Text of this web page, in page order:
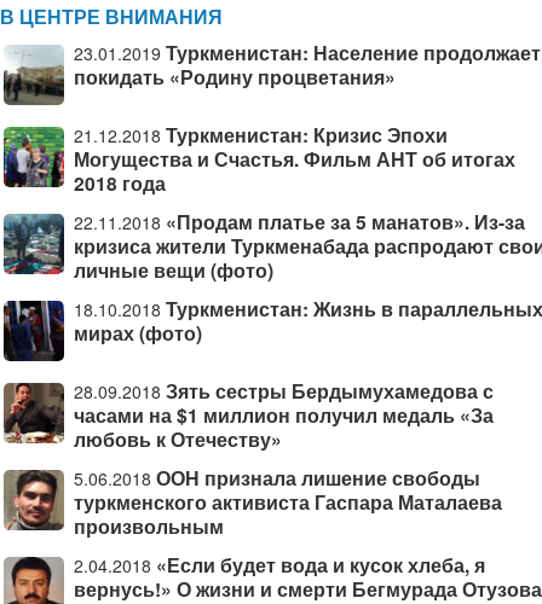
В ЦЕНТРЕ ВНИМАНИЯ
23.01.2019 Туркменистан: Население продолжает
покидать «Родину процветания»
21.12.2018 Туркменистан: Кризис Эпохи
Могущества и Счастья. Фильм АНТ об итогах
2018 года
22.11.2018 «Продам платье за 5 манатов». Из-за
кризиса жители Туркменабада распродают
личные вещи (фото)
18.10.2018 Туркменистан: Жизнь в параллельных
мирах (фото)
28.09.2018 Зять сестры Бердымухамедова с
часами на $1 миллион получил медаль «За
любовь к Отечеству»
5.06.2018 ООН признала лишение свободы
туркменского активиста Гаспара Маталаева
произвольным
2.04.2018 «Если будет вода и кусок хлеба, я
вернусь!» О жизни и смерти Бегмурада Отузова